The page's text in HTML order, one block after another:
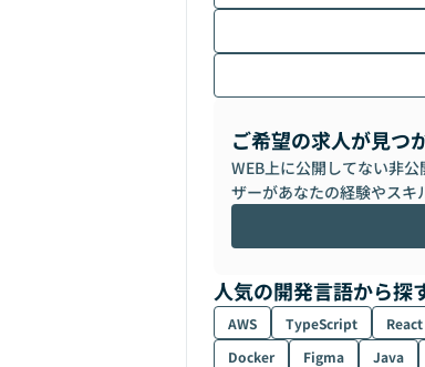
ご希望の求人が見つ
WEB上に公開してない非
ザーがあなたの経験やスキ
人気の開発言語から探
AWS TypeScript React
Docker
Figma Java